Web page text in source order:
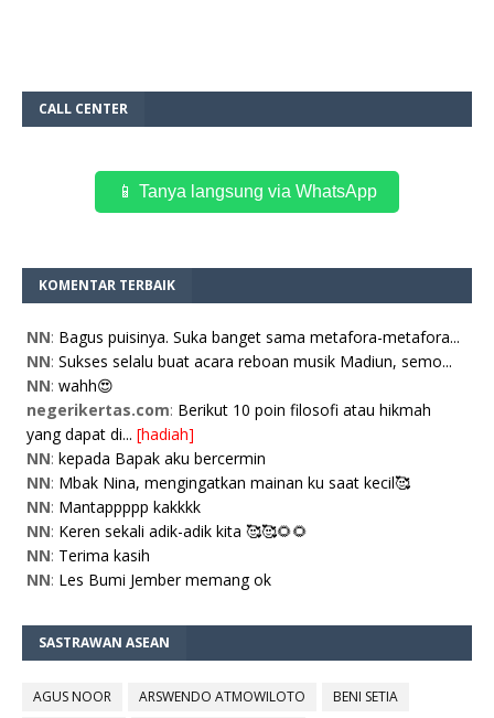
CALL CENTER
📱 Tanya langsung via WhatsApp
KOMENTAR TERBAIK
NN: Bagus puisinya. Suka banget sama metafora-metafora...
NN: Sukses selalu buat acara reboan musik Madiun, semo...
NN: wahh😍
negerikertas.com: Berikut 10 poin filosofi atau hikmah
yang dapat di... [hadiah]
NN: kepada Bapak aku bercermin
NN: Mbak Nina, mengingatkan mainan ku saat kecil🥰
NN: Mantappppp kakkkk
NN: Keren sekali adik-adik kita 🥰🥰🌻🌻
NN: Terima kasih
NN: Les Bumi Jember memang ok
SASTRAWAN ASEAN
AGUS NOOR ARSWENDO ATMOWILOTO
BENI SETIA